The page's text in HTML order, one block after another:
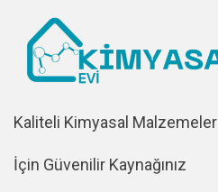
Kaliteli Kimyasal Malzemeler
İçin Güvenilir Kaynağınız